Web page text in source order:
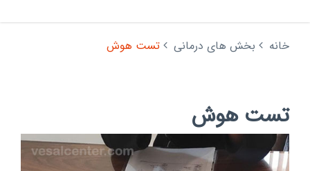
خانه بخش های درمانی تست هوش
تست هوش